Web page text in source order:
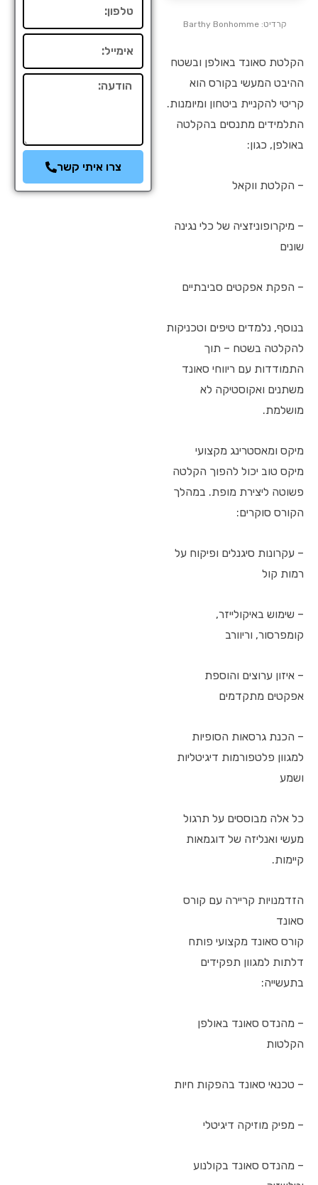
קרדיט: Barthy Bonhomme
הקלטת סאונד באולפן ובשטח
ההיבט המעשי בקורס הוא
קריטי להקניית ביטחון ומיומנות.
התלמידים מתנסים בהקלטה
באולפן, כגון:
– הקלטת ווקאל
– מיקרופוניזציה של כלי נגינה
שונים
– הפקת אפקטים סביבתיים
בנוסף, נלמדים טיפים וטכניקות
להקלטה בשטח – תוך
התמודדות עם ריווחי סאונד
משתנים ואקוסטיקה לא
מושלמת.
מיקס ומאסטרינג מקצועי
מיקס טוב יכול להפוך הקלטה
פשוטה ליצירת מופת. במהלך
הקורס סוקרים:
– עקרונות סיגנלים ופיקוח על
רמות קול
– שימוש באיקולייזר,
קומפרסור, וריוורב
– איזון ערוצים והוספת
אפקטים מתקדמים
– הכנת גרסאות הסופיות
למגוון פלטפורמות דיגיטליות
ושמע
כל אלה מבוססים על תרגול
מעשי ואנליזה של דוגמאות
קיימות.
הזדמנויות קריירה עם קורס
סאונד
קורס סאונד מקצועי פותח
דלתות למגוון תפקידים
בתעשייה:
– מהנדס סאונד באולפן
הקלטות
– טכנאי סאונד בהפקות חיות
– מפיק מוזיקה דיגיטלי
– מהנדס סאונד בקולנוע
הודעה
צרו איתי קשר